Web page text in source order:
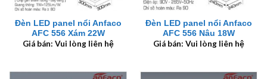
Đèn LED panel nổi Anfaco
AFC 556 Xám 22W
Giá bán: Vui lòng liên hệ
Đèn LED panel nổi Anfaco
AFC 556 Nâu 18W
Giá bán: Vui lòng liên hệ